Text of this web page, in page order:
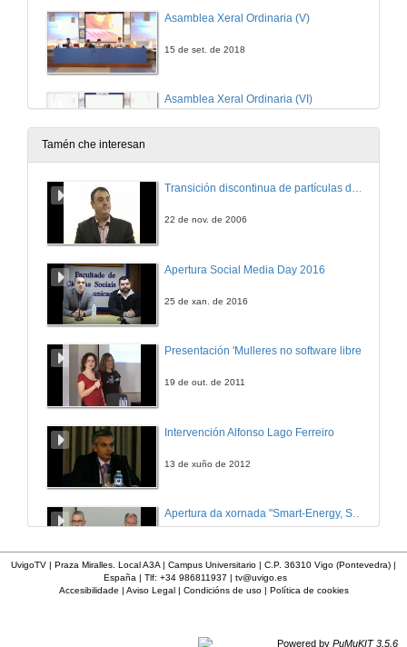
Asamblea Xeral Ordinaria (V)
15 de set. de 2018
Asamblea Xeral Ordinaria (VI)
15 de set. de 2018
Asamblea Xeral Ordinaria (VII)
Asamblea Xeral Ordinaria (IX)
Asamblea Xeral Ordinaria (X)
Tamén che interesan
Transición discontinua de partículas de microgel termosensible
22 de nov. de 2006
Apertura Social Media Day 2016
25 de xan. de 2016
Presentación 'Mulleres no software libre'
19 de out. de 2011
Intervención Alfonso Lago Ferreiro
13 de xuño de 2012
Apertura da xornada "Smart-Energy, Smart-City"
Presentación web HCTech
UvigoTV | Praza Miralles. Local A3A | Campus Universitario | C.P. 36310 Vigo (Pontevedra) |
España | Tlf: +34 986811937 | tv@uvigo.es
Accesibilidade | Aviso Legal| Condicións de uso| Política de cookies
Powered by PuMuKIT 3.5.6